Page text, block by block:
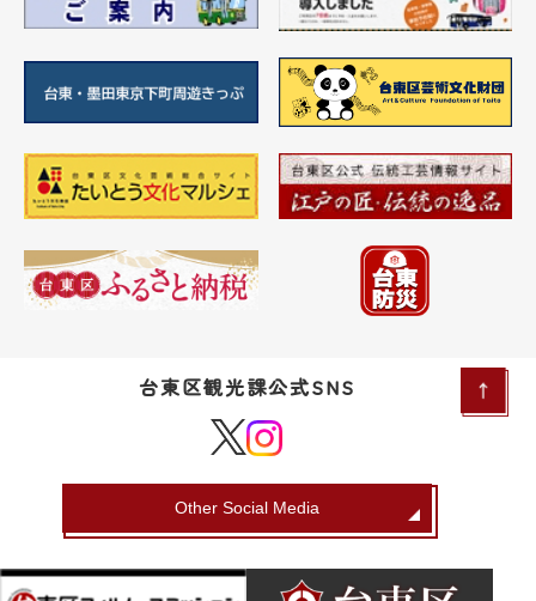
台東区観光課公式SNS
Other Social Media